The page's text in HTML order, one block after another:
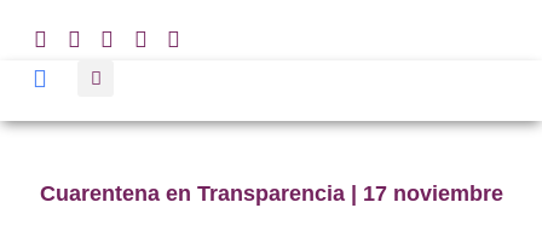
Cuarentena en Transparencia | 17 noviembre